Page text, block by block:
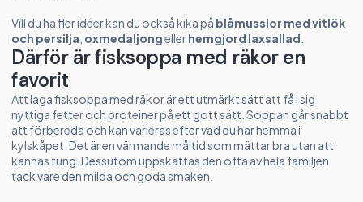
Därför är fisksoppa med räkor en
favorit
Att laga fisksoppa med räkor är ett utmärkt sätt att få i sig
nyttiga fetter och proteiner på ett gott sätt. Soppan går snabbt
att förbereda och kan varieras efter vad du har hemma i
kylskåpet. Det är en värmande måltid som mättar bra utan att
kännas tung. Dessutom uppskattas den ofta av hela familjen
tack vare den milda och goda smaken.
Vill du ha fler idéer kan du också kika på blåmusslor med vitlök
och persilja oxmedaljongellerhemgjord laxsallad